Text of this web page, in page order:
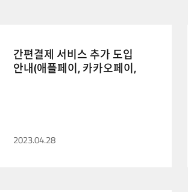
간편결제 서비스 추가 도입
안내(애플페이, 카카오페이,
2023.04.28